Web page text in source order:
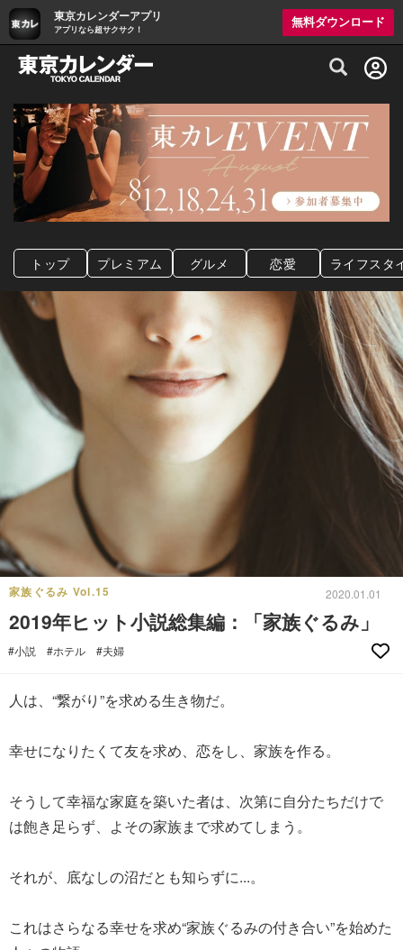
東京カレンダーアプリ
アプリなら超サクサク！
無料ダウンロード
グルメ情報・プレミアムレストラン予約
トップ プレミアム グルメ 恋愛 ライフスタ
家族ぐるみ Vol.15 2020.01.01
2019年ヒット小説総集編：「家族ぐるみ」
#小説 #ホテル #夫婦
人は、“繋がり”を求める生き物だ。
幸せになりたくて友を求め、恋をし、家族を作る。
そうして幸福な家庭を築いた者は、次第に自分たちだけで
は飽き足らず、よその家族まで求めてしまう。
それが、底なしの沼だとも知らずに...。
これはさらなる幸せを求め“家族ぐるみの付き合い”を始めた